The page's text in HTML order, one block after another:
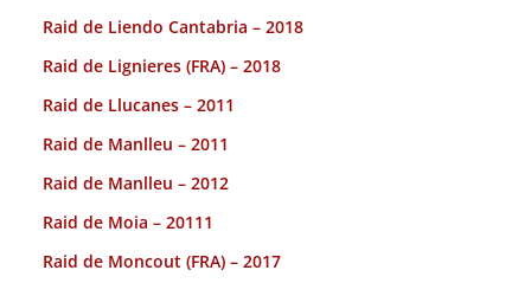
Raid de Liendo Cantabria – 2018
Raid de Lignieres (FRA) – 2018
Raid de Llucanes – 2011
Raid de Manlleu – 2011
Raid de Manlleu – 2012
Raid de Moia – 20111
Raid de Moncout (FRA) – 2017